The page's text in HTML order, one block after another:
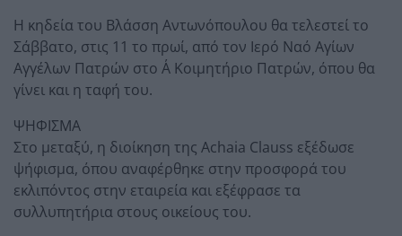
Η κηδεία του Βλάσση Αντωνόπουλου θα τελεστεί το
Σάββατο, στις 11 το πρωί, από τον Ιερό Ναό Αγίων
Αγγέλων Πατρών στο Α΄ Κοιμητήριο Πατρών, όπου θα
γίνει και η ταφή του.
ΨΗΦΙΣΜΑ
Στο μεταξύ, η διοίκηση της Achaia Clauss εξέδωσε
ψήφισμα, όπου αναφέρθηκε στην προσφορά του
εκλιπόντος στην εταιρεία και εξέφρασε τα
συλλυπητήρια στους οικείους του.